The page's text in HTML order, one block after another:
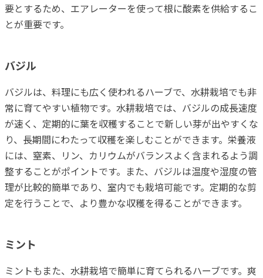
要とするため、エアレーターを使って根に酸素を供給するこ
とが重要です。
バジル
バジルは、料理にも広く使われるハーブで、水耕栽培でも非
常に育てやすい植物です。水耕栽培では、バジルの成長速度
が速く、定期的に葉を収穫することで新しい芽が出やすくな
り、長期間にわたって収穫を楽しむことができます。栄養液
には、窒素、リン、カリウムがバランスよく含まれるよう調
整することがポイントです。また、バジルは温度や湿度の管
理が比較的簡単であり、室内でも栽培可能です。定期的な剪
定を行うことで、より豊かな収穫を得ることができます。
ミント
ミントもまた、水耕栽培で簡単に育てられるハーブです。爽